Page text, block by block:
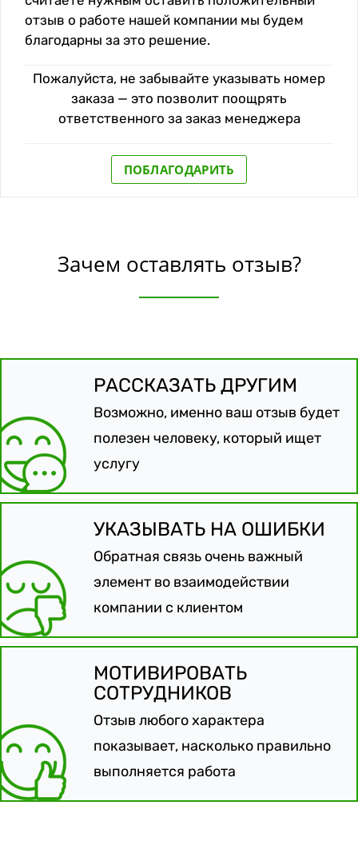
отзыв о работе нашей компании мы будем
благодарны за это решение.
Пожалуйста, не забывайте указывать номер
заказа — это позволит поощрять
ответственного за заказ менеджера
ПОБЛАГОДАРИТЬ
Зачем оставлять отзыв?
РАССКАЗАТЬ ДРУГИМ
Возможно, именно ваш отзыв будет
полезен человеку, который ищет
услугу
УКАЗЫВАТЬ НА ОШИБКИ
Обратная связь очень важный
элемент во взаимодействии
компании с клиентом
МОТИВИРОВАТЬ
СОТРУДНИКОВ
Отзыв любого характера
показывает, насколько правильно
выполняется работа